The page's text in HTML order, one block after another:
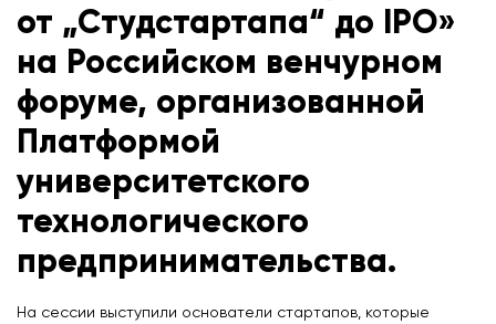
от „Студстартапа“ до IPO»
на Российском венчурном
форуме, организованной
Платформой
университетского
технологического
предпринимательства.
На сессии выступили основатели стартапов, которые